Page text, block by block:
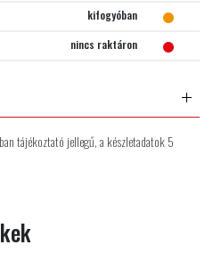
kifogyóban
nincs raktáron
tájékoztató jellegű, a készletadatok 5